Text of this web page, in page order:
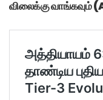
விலைக்கு